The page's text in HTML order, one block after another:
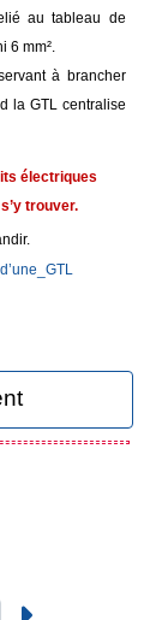
au tableau de
6 mm².
à brancher
la GTL centralise
électriques
trouver.